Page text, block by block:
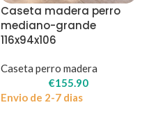
Caseta madera perro
mediano-grande
116x94x106
Caseta perro madera
€155.90
Envio de 2-7 dias